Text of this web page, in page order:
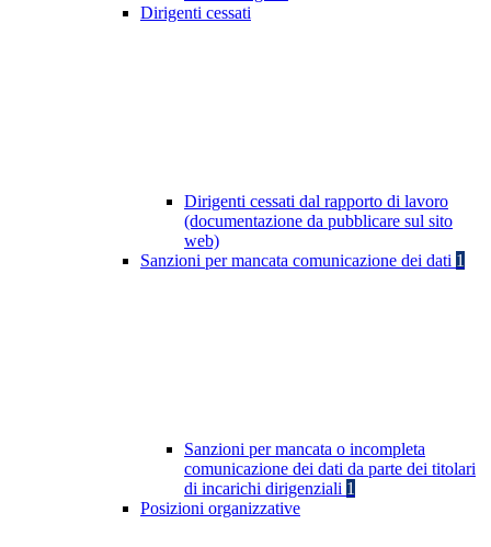
Dirigenti cessati
Dirigenti cessati dal rapporto di lavoro
(documentazione da pubblicare sul sito
web)
Sanzioni per mancata comunicazione dei dati 1
Sanzioni per mancata o incompleta
comunicazione dei dati da parte dei titolari
di incarichi dirigenziali 1
Posizioni organizzative